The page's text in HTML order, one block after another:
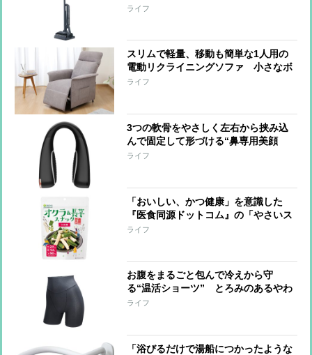
機メーカーが開発 固形物も液体も同
ライフ
スリムで軽量、移動も簡単な1人用の
電動リクライニングソファ 小さなボ
ディーで大きなくつろぎを生み出し、
ライフ
3つの軟骨をやさしく左右から挟み込
んで固定して形づける“鼻専用美顔
器” ざらつきが気になる鼻まわりを
ライフ
「おいしい、かつ健康」を意識した
『医食同源ドットコム』の「やさいス
ナックシリーズ」「きのスナックシリ
ライフ
お腹をまるごと包んで冷えから守
る“温活ショーツ” とろみのあるやわ
らかなモダール生地を採用、吸湿性・
ライフ
「浴びるだけで湯船につかったような